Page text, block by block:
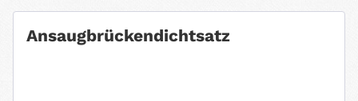
4. MOTORTYP
Ansaugbrückendichtsatz